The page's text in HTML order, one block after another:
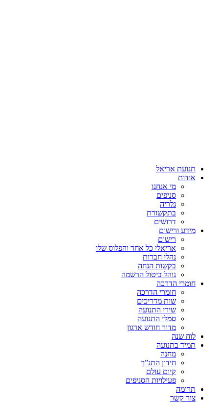
תנועת אריאל
אודות
מי אנחנו
סניפים
גלריה
בתקשורת
דרושים
מידע ורישום
רישום
אריאלי כל אחד והפלוס שלו
נהלי חברות
בקשות הנחה
נוהל ביטול הרשמה
חומרי הדרכה
חומרי הדרכה
שות מדריכים
שירי התנועה
סמלי התנועה
מדור חודש ארגון
לוח שנה
תמיד בתנועה
מחנה
חידון התנ”ך
קיום עולם
פעילויות הסניפים
תרומה
צור קשר